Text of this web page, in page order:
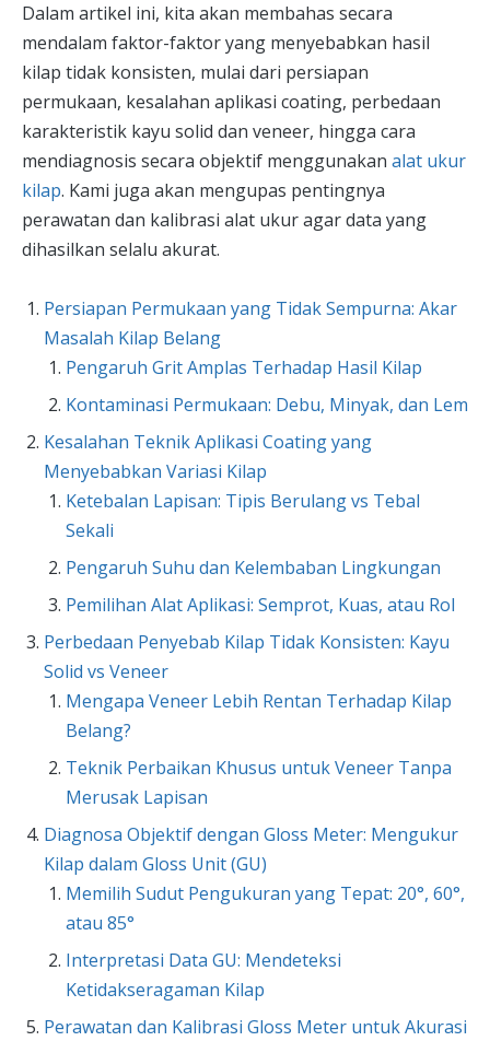
Dalam artikel ini, kita akan membahas secara
mendalam faktor-faktor yang menyebabkan hasil
kilap tidak konsisten, mulai dari persiapan
permukaan, kesalahan aplikasi coating, perbedaan
karakteristik kayu solid dan veneer, hingga cara
mendiagnosis secara objektif menggunakan alat ukur
kilap. Kami juga akan mengupas pentingnya
perawatan dan kalibrasi alat ukur agar data yang
dihasilkan selalu akurat.
Persiapan Permukaan yang Tidak Sempurna: Akar
Masalah Kilap Belang
Pengaruh Grit Amplas Terhadap Hasil Kilap
Kontaminasi Permukaan: Debu, Minyak, dan Lem
Kesalahan Teknik Aplikasi Coating yang
Menyebabkan Variasi Kilap
Ketebalan Lapisan: Tipis Berulang vs Tebal
Sekali
Pengaruh Suhu dan Kelembaban Lingkungan
Pemilihan Alat Aplikasi: Semprot, Kuas, atau Rol
Perbedaan Penyebab Kilap Tidak Konsisten: Kayu
Solid vs Veneer
Mengapa Veneer Lebih Rentan Terhadap Kilap
Belang?
Teknik Perbaikan Khusus untuk Veneer Tanpa
Merusak Lapisan
Diagnosa Objektif dengan Gloss Meter: Mengukur
Kilap dalam Gloss Unit (GU)
Memilih Sudut Pengukuran yang Tepat: 20°, 60°,
atau 85°
Interpretasi Data GU: Mendeteksi
Ketidakseragaman Kilap
Perawatan dan Kalibrasi Gloss Meter untuk Akurasi